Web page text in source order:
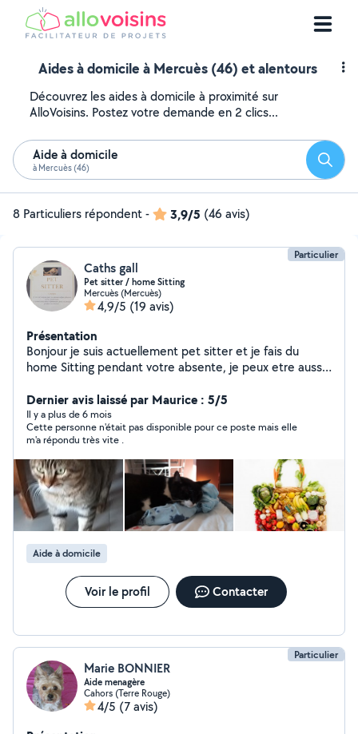
Aides à domicile à Mercuès (46) et alentours
Découvrez les aides à domicile à proximité sur
AlloVoisins. Postez votre demande en 2 clics...
Aide à domicile
à Mercuès (46)
8 Particuliers répondent- 3,9/5 (46 avis)
Particulier
Caths gall
Pet sitter / home Sitting
Mercuès (Mercuès)
4,9/5 (19 avis)
Présentation
Bonjour je suis actuellement pet sitter et je fais du
home Sitting pendant votre absente, je peux etre aussi
actuellement aide familiale quelques heures dans la
semaine et peut aussi vous rajouter à mon agenda si
vous avez besoin aide pour ménage courses ou autres
services . Je suis une personne de confiance qui aime la
rigueur et l honnêteté , je suis patiente , discrétion
assuré , je profites de la vie et je suis dispo et cordiale
avec les personnes qui m'entourent , et me respecte,
Je possède un véhicule personnel Paiement CESU
accepté Merci de m'avoir lu et à bientôt peut être.
Dernier avis laissé par Maurice : 5/5
Il y a plus de 6 mois
Cette personne n'était pas disponible pour ce poste mais elle
m'a répondu très vite .
Aide à domicile
Voir le profil Contacter
Particulier
Marie BONNIER
Aide menagère
Cahors (Terre Rouge)
4/5 (7 avis)